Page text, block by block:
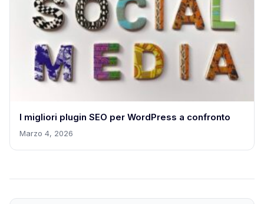
I migliori plugin SEO per WordPress a confronto
Marzo 4, 2026